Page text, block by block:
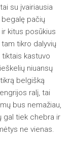
su įvairiausia
pačių
ir kitus posūkius
tikro dalyvių
kastuvo
niuansų
belgišką
ralį, tai
bus nemažiau,
gal tiek chebra ir
ne vienas.